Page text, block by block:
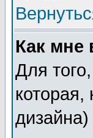
Как мне
Для
которая,